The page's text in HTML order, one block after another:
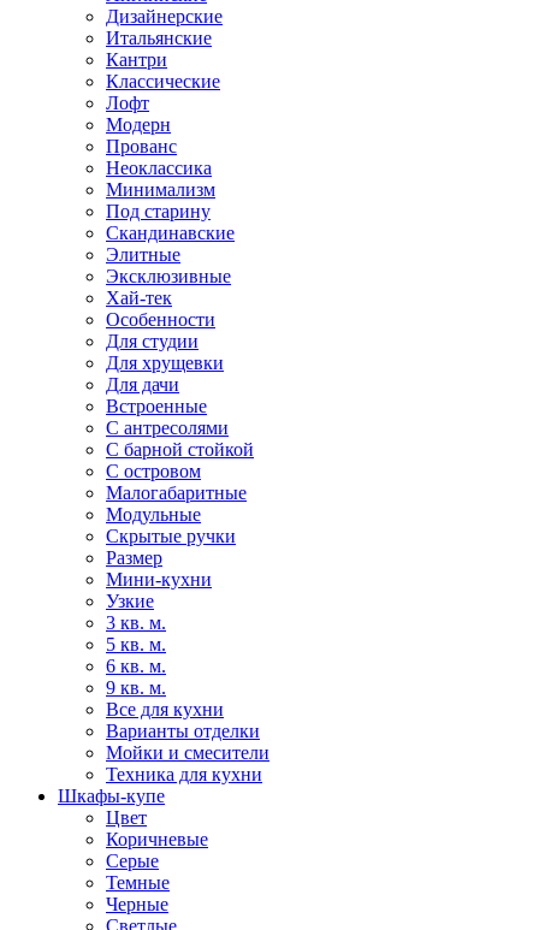
Дизайнерские
Итальянские
Кантри
Классические
Лофт
Модерн
Прованс
Неоклассика
Минимализм
Под старину
Скандинавские
Элитные
Эксклюзивные
Хай-тек
Особенности
Для студии
Для хрущевки
Для дачи
Встроенные
С антресолями
С барной стойкой
С островом
Малогабаритные
Модульные
Скрытые ручки
Размер
Мини-кухни
Узкие
3 кв. м.
5 кв. м.
6 кв. м.
9 кв. м.
Все для кухни
Варианты отделки
Мойки и смесители
Техника для кухни
Шкафы-купе
Цвет
Коричневые
Серые
Темные
Черные
Светлые